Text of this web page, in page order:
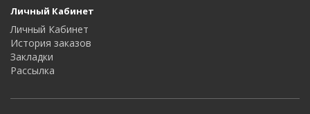
Личный Кабинет
Личный Кабинет
История заказов
Закладки
Рассылка